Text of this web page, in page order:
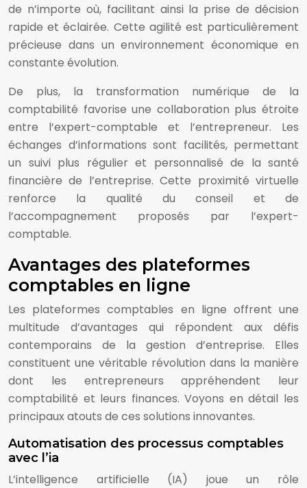
de n’importe où, facilitant ainsi la prise de décision
rapide et éclairée. Cette agilité est particulièrement
précieuse dans un environnement économique en
constante évolution.
De plus, la transformation numérique de la
comptabilité favorise une collaboration plus étroite
entre l’expert-comptable et l’entrepreneur. Les
échanges d’informations sont facilités, permettant
un suivi plus régulier et personnalisé de la santé
financière de l’entreprise. Cette proximité virtuelle
renforce la qualité du conseil et de
l’accompagnement proposés par l’expert-
comptable.
Avantages des plateformes
comptables en ligne
Les plateformes comptables en ligne offrent une
multitude d’avantages qui répondent aux défis
contemporains de la gestion d’entreprise. Elles
constituent une véritable révolution dans la manière
dont les entrepreneurs appréhendent leur
comptabilité et leurs finances. Voyons en détail les
principaux atouts de ces solutions innovantes.
Automatisation des processus comptables
avec l’ia
L’intelligence artificielle (IA) joue un rôle